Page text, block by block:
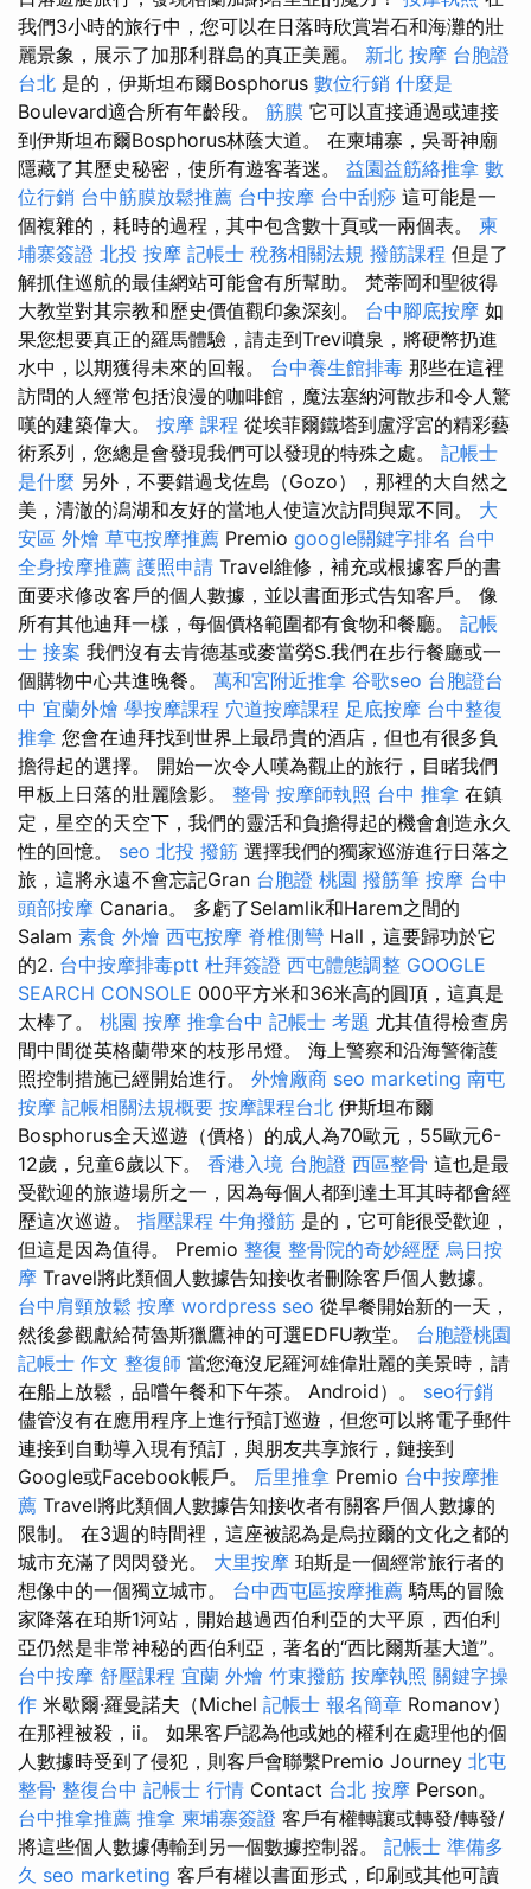
我們3小時的旅行中，您可以在日落時欣賞岩石和海灘的壯
麗景象，展示了加那利群島的真正美麗。 新北 按摩 台胞證
台北 是的，伊斯坦布爾Bosphorus 數位行銷 什麼是
Boulevard適合所有年齡段。 筋膜 它可以直接通過或連接
到伊斯坦布爾Bosphorus林蔭大道。 在柬埔寨，吳哥神廟
隱藏了其歷史秘密，使所有遊客著迷。 益園益筋絡推拿 數
位行銷 台中筋膜放鬆推薦 台中按摩 台中刮痧 這可能是一
個複雜的，耗時的過程，其中包含數十頁或一兩個表。 柬
埔寨簽證 北投 按摩 記帳士 稅務相關法規 撥筋課程 但是了
解抓住巡航的最佳網站可能會有所幫助。 梵蒂岡和聖彼得
大教堂對其宗教和歷史價值觀印象深刻。 台中腳底按摩 如
果您想要真正的羅馬體驗，請走到Trevi噴泉，將硬幣扔進
水中，以期獲得未來的回報。 台中養生館排毒 那些在這裡
訪問的人經常包括浪漫的咖啡館，魔法塞納河散步和令人驚
嘆的建築偉大。 按摩 課程 從埃菲爾鐵塔到盧浮宮的精彩藝
術系列，您總是會發現我們可以發現的特殊之處。 記帳士
是什麼 另外，不要錯過戈佐島（Gozo），那裡的大自然之
美，清澈的潟湖和友好的當地人使這次訪問與眾不同。 大
安區 外燴 草屯按摩推薦 Premio google關鍵字排名 台中
全身按摩推薦 護照申請 Travel維修，補充或根據客戶的書
面要求修改客戶的個人數據，並以書面形式告知客戶。 像
所有其他迪拜一樣，每個價格範圍都有食物和餐廳。 記帳
士 接案 我們沒有去肯德基或麥當勞S.我們在步行餐廳或一
個購物中心共進晚餐。 萬和宮附近推拿 谷歌seo 台胞證台
中 宜蘭外燴 學按摩課程 穴道按摩課程 足底按摩 台中整復
推拿 您會在迪拜找到世界上最昂貴的酒店，但也有很多負
擔得起的選擇。 開始一次令人嘆為觀止的旅行，目睹我們
甲板上日落的壯麗陰影。 整骨 按摩師執照 台中 推拿 在鎮
定，星空的天空下，我們的靈活和負擔得起的機會創造永久
性的回憶。 seo 北投 撥筋 選擇我們的獨家巡游進行日落之
旅，這將永遠不會忘記Gran 台胞證 桃園 撥筋筆 按摩 台中
頭部按摩 Canaria。 多虧了Selamlik和Harem之間的
Salam 素食 外燴 西屯按摩 脊椎側彎 Hall，這要歸功於它
的2. 台中按摩排毒ptt 杜拜簽證 西屯體態調整 GOOGLE
SEARCH CONSOLE 000平方米和36米高的圓頂，這真是
太棒了。 桃園 按摩 推拿台中 記帳士 考題 尤其值得檢查房
間中間從英格蘭帶來的枝形吊燈。 海上警察和沿海警衛護
照控制措施已經開始進行。 外燴廠商 seo marketing 南屯
按摩 記帳相關法規概要 按摩課程台北 伊斯坦布爾
Bosphorus全天巡遊（價格）的成人為70歐元，55歐元6-
12歲，兒童6歲以下。 香港入境 台胞證 西區整骨 這也是最
受歡迎的旅遊場所之一，因為每個人都到達土耳其時都會經
歷這次巡遊。 指壓課程 牛角撥筋 是的，它可能很受歡迎，
但這是因為值得。 Premio 整復 整骨院的奇妙經歷 烏日按
摩 Travel將此類個人數據告知接收者刪除客戶個人數據。
台中肩頸放鬆 按摩 wordpress seo 從早餐開始新的一天，
然後參觀獻給荷魯斯獵鷹神的可選EDFU教堂。 台胞證桃園
記帳士 作文 整復師 當您淹沒尼羅河雄偉壯麗的美景時，請
在船上放鬆，品嚐午餐和下午茶。 Android）。 seo行銷
儘管沒有在應用程序上進行預訂巡遊，但您可以將電子郵件
連接到自動導入現有預訂，與朋友共享旅行，鏈接到
Google或Facebook帳戶。 后里推拿 Premio 台中按摩推
薦 Travel將此類個人數據告知接收者有關客戶個人數據的
限制。 在3週的時間裡，這座被認為是烏拉爾的文化之都的
城市充滿了閃閃發光。 大里按摩 珀斯是一個經常旅行者的
想像中的一個獨立城市。 台中西屯區按摩推薦 騎馬的冒險
家降落在珀斯1河站，開始越過西伯利亞的大平原，西伯利
亞仍然是非常神秘的西伯利亞，著名的“西比爾斯基大道”。
台中按摩 舒壓課程 宜蘭 外燴 竹東撥筋 按摩執照 關鍵字操
作 米歇爾·羅曼諾夫（Michel 記帳士 報名簡章 Romanov）
在那裡被殺，ii。 如果客戶認為他或她的權利在處理他的個
人數據時受到了侵犯，則客戶會聯繫Premio Journey 北屯
整骨 整復台中 記帳士 行情 Contact 台北 按摩 Person。
台中推拿推薦 推拿 柬埔寨簽證 客戶有權轉讓或轉發/轉發/
將這些個人數據傳輸到另一個數據控制器。 記帳士 準備多
久 seo marketing 客戶有權以書面形式，印刷或其他可讀